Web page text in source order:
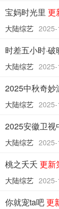
宝妈时光里 更
大陆综艺
时差五小时·破
大陆综艺
2025中秋奇妙
大陆综艺
2025安徽卫视
大陆综艺
桃之夭夭 更新
大陆综艺
你就宠ta吧更